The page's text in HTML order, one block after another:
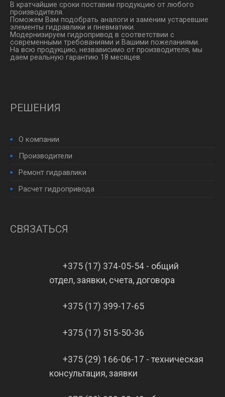
В кратчайшие сроки поставим продукцию от любого
производителя.
Поможем Вам подобрать аналоги и заменим устаревшие
элементы гидравлики и пневматики.
Модернизируем гидропривод в соответствии с
современными требованиями и Вашими пожеланиями.
На всю продукцию, незвависимо от производителя, мы
даем реальную гарантию 18 месяцев.
РЕШЕНИЯ
О компании
Производители
Ремонт гидравлики
Расчет гидропривода
СВЯЗАТЬСЯ
+375 (17) 374-05-54 - общий
отдел, заявки, счета, договора
+375 (17) 399-17-65
+375 (17) 515-50-36
+375 (29) 166-06-17 - техническая
консультация, заявки